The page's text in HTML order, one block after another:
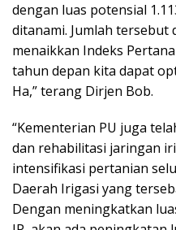
dengan luas potensial
ditanami. Jumlah tersebut
menaikkan Indeks
tahun depan kita dapat
Ha,” terang Dirjen Bob.
“Kementerian PU juga
dan rehabilitasi jaringan
intensifikasi pertanian
Daerah Irigasi yang
Dengan meningkatkan